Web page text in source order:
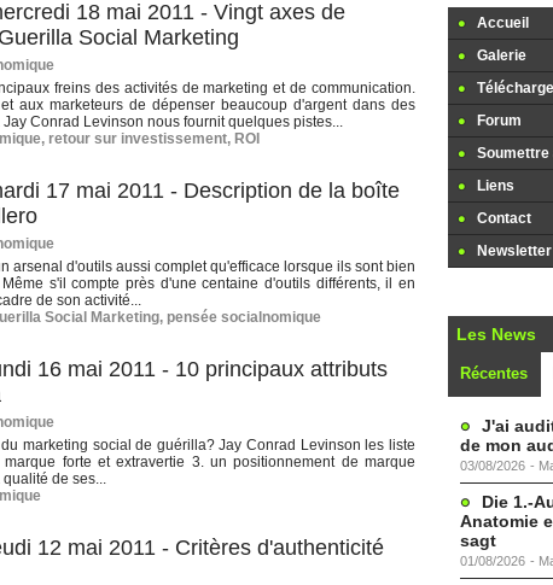
18 mai 2011 - Vingt axes de
Social Marketing
freins des activités de marketing et de communication.
aux marketeurs de dépenser beaucoup d'argent dans des
Conrad Levinson nous fournit quelques pistes...
, retour sur investissement, ROI
17 mai 2011 - Description de la boîte
arsenal d'outils aussi complet qu'efficace lorsque ils sont bien
s'il compte près d'une centaine d'outils différents, il en
de son activité...
Social Marketing, pensée socialnomique
16 mai 2011 - 10 principaux attributs
marketing social de guérilla? Jay Conrad Levinson les liste
forte et extravertie 3. un positionnement de marque
de ses...
12 mai 2011 - Critères d'authenticité
Accueil
Galerie
Forum
Liens
Contact
Newsletter
Les News
Récentes
J'ai
de mon
03/08/2026 -
Die 1.-
Anatomie
sagt
01/08/2026 -